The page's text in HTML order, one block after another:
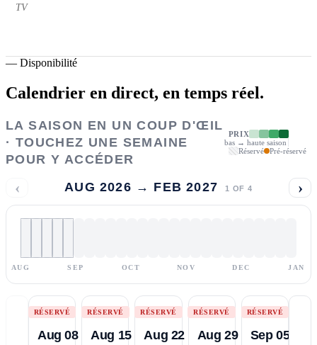
TV
— Disponibilité
Calendrier en direct, en temps réel.
LA SAISON EN UN COUP D'ŒIL
· TOUCHEZ UNE SEMAINE
POUR Y ACCÉDER
PRIX
bas → haute saison
Réservé
Pré-réservé
‹ AUG 2026 → FEB 2027 1 OF 4 ›
AUG SEP OCT NOV DEC JAN
RÉSERVÉ
Aug 08
RÉSERVÉ
Aug 15
RÉSERVÉ
Aug 22
RÉSERVÉ
Aug 29
RÉSERVÉ
Sep 05